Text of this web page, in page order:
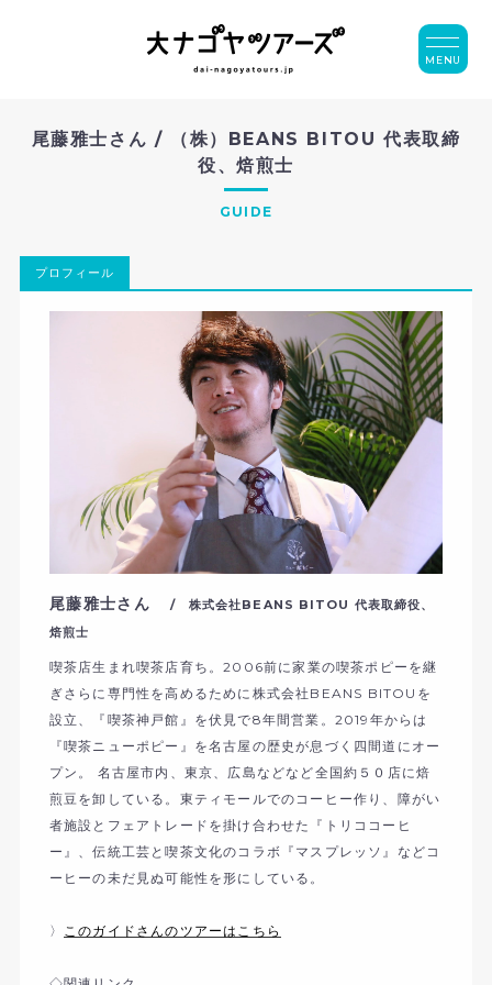
尾藤雅士さん / （株）BEANS BITOU 代表取締
役、焙煎士
GUIDE
プロフィール
尾藤雅士さん
/ 株式会社BEANS BITOU 代表取締役、
焙煎士
喫茶店生まれ喫茶店育ち。2006前に家業の喫茶ポピーを継
ぎさらに専門性を高めるために株式会社BEANS BITOUを
設立、『喫茶神戸館』を伏見で8年間営業。2019年からは
『喫茶ニューポピー』を名古屋の歴史が息づく四間道にオー
プン。 名古屋市内、東京、広島などなど全国約５０店に焙
煎豆を卸している。東ティモールでのコーヒー作り、障がい
者施設とフェアトレードを掛け合わせた『トリココーヒ
ー』、伝統工芸と喫茶文化のコラボ『マスプレッソ』などコ
ーヒーの未だ見ぬ可能性を形にしている。
〉 このガイドさんのツアーはこちら
MENU